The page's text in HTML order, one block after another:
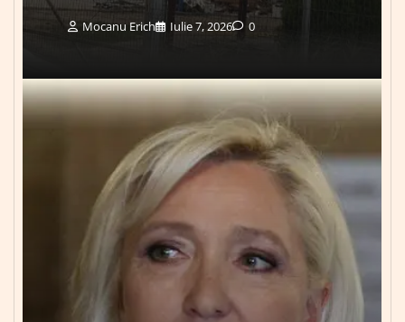
Mocanu Erich Iulie 7, 2026 0